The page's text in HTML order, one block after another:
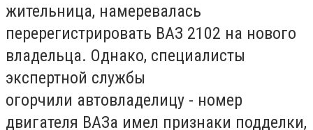
жительница, намеревалась
перерегистрировать ВАЗ 2102 на нового
владельца. Однако, специалисты
экспертной службы
огорчили автовладелицу - номер
двигателя ВАЗа имел признаки подделки,